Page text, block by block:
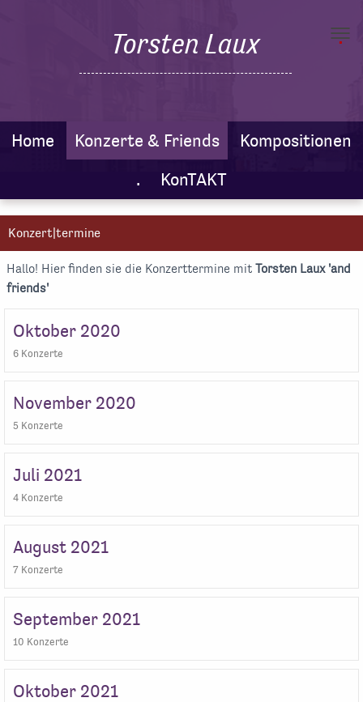
.
Torsten Laux
Home Konzerte & Friends
Kompositionen
.
KonTAKT
Konzert|termine
Hallo! Hier finden sie die Konzerttermine mit Torsten Laux 'and
friends'
Oktober 2020
6 Konzerte
November 2020
5 Konzerte
Juli 2021
4 Konzerte
August 2021
7 Konzerte
September 2021
10 Konzerte
Oktober 2021